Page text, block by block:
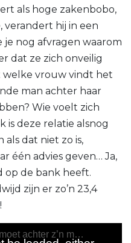
als hoge zakenbobo,
verandert hij in een
je nog afvragen waarom
dat ze zich onveilig
welke vrouw vindt het
man achter haar
Wie voelt zich
is deze relatie alsnog
als dat niet zo is,
één advies geven… Ja,
op de bank heeft.
zijn er zo’n 23,4